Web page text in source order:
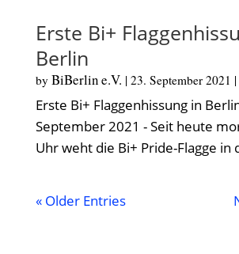
Erste Bi+
Berlin
by BiBerlin e.V. | 23. September 2021 |
Erste Bi+ Flaggenhissung in
September 2021 - Seit heute
Uhr weht die Bi+ Pride-Flagge in
« Older Entries